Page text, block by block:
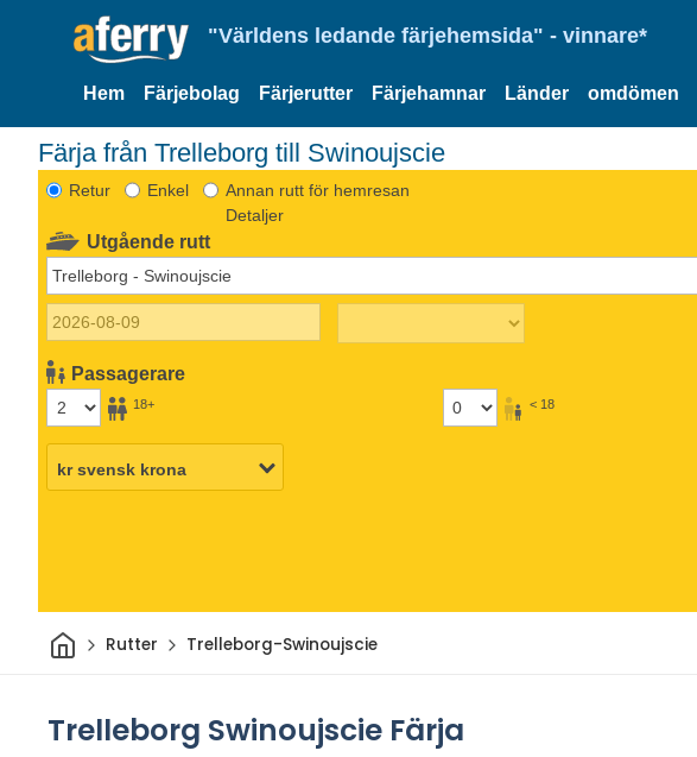
"Världens ledande färjehemsida" - vinnare*
Hem Färjebolag Färjerutter Färjehamnar Länder omdömen
Färja från Trelleborg till Swinoujscie
Retur Enkel
Annan rutt för hemresan
Detaljer
Utgående rutt
Passagerare
18+ < 18
HemRutter Trelleborg-Swinoujscie
Trelleborg Swinoujscie Färja